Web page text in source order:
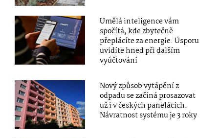
Umělá inteligence vám
spočítá, kde zbytečně
přeplácíte za energie. Úsporu
uvidíte hned při dalším
vyúčtování
Nový způsob vytápění z
odpadu se začíná prosazovat
už i v českých panelácích.
Návratnost systému je 3 roky